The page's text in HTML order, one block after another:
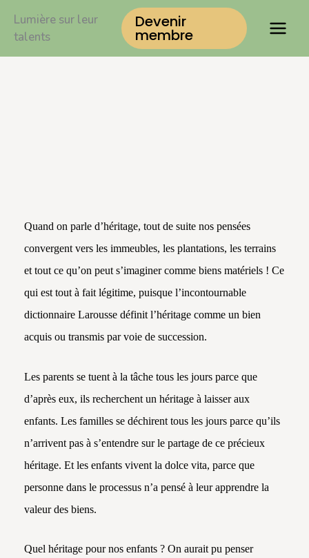
contenu
Lumière sur leur
talents
Devenir
membre
Quand on parle d’héritage, tout de suite nos pensées
convergent vers les immeubles, les plantations, les terrains
et tout ce qu’on peut s’imaginer comme biens matériels ! Ce
qui est tout à fait légitime, puisque l’incontournable
dictionnaire Larousse définit l’héritage comme un bien
acquis ou transmis par voie de succession.
Les parents se tuent à la tâche tous les jours parce que
d’après eux, ils recherchent un héritage à laisser aux
enfants. Les familles se déchirent tous les jours parce qu’ils
n’arrivent pas à s’entendre sur le partage de ce précieux
héritage. Et les enfants vivent la dolce vita, parce que
personne dans le processus n’a pensé à leur apprendre la
valeur des biens.
Quel héritage pour nos enfants ? On aurait pu penser